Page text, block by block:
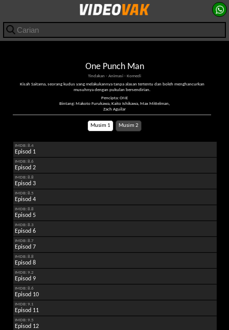
One Punch Man
Tindakan - Animasi - Komedi
Kisah Saitama, seorang kudus yang melakukannya tanpa alasan tertentu dan boleh menghancurkan
musuhnya dengan pukulan bersendirian.
Pencipta: ONE
Bintang: Makoto Furukawa, Kaito Ishikawa, Max Mittelman,
Zach Aguilar
Musim 1 Musim 2
IMDB: 8.4
Episod 1
IMDB: 8.6
Episod 2
IMDB: 8.8
Episod 3
IMDB: 8.5
Episod 4
IMDB: 8.8
Episod 5
IMDB: 8.3
Episod 6
IMDB: 8.7
Episod 7
IMDB: 8.8
Episod 8
IMDB: 9.2
Episod 9
IMDB: 8.6
Episod 10
IMDB: 9.1
Episod 11
IMDB: 9.5
Episod 12